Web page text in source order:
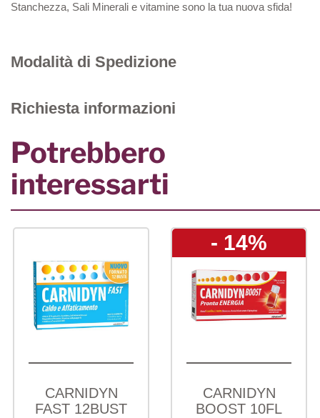
Stanchezza, Sali Minerali e vitamine sono la tua nuova sfida!
Modalità di Spedizione
Richiesta informazioni
Potrebbero
interessarti
CARNIDYN
FAST 12BUST
- 14%
CARNIDYN
BOOST 10FL